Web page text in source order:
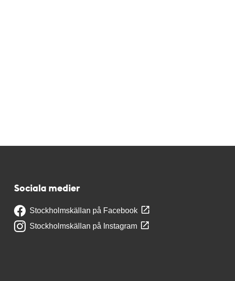
Sociala medier
Stockholmskällan på Facebook
Stockholmskällan på Instagram